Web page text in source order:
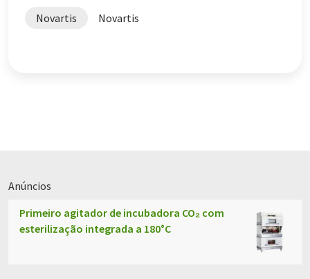
Como este artigo foi traduzido com tradução
Novartis Novartis
Anúncios
Primeiro agitador de incubadora CO₂ com
esterilização integrada a 180°C